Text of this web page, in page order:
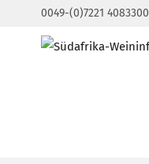
0049-(0)7221 4083300